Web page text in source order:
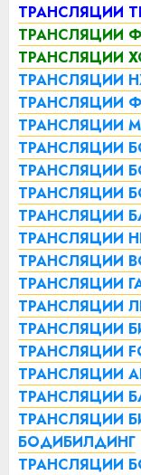
ТРАНСЛЯЦИИ
ТРАНСЛЯЦИИ
ТРАНСЛЯЦИИ
ТРАНСЛЯЦИИ
ТРАНСЛЯЦИИ
ТРАНСЛЯЦИИ
ТРАНСЛЯЦИИ
ТРАНСЛЯЦИИ
ТРАНСЛЯЦИИ
ТРАНСЛЯЦИИ
ТРАНСЛЯЦИИ
ТРАНСЛЯЦИИ
ТРАНСЛЯЦИИ
ТРАНСЛЯЦИИ
ТРАНСЛЯЦИИ
ТРАНСЛЯЦИИ
ТРАНСЛЯЦИИ
ТРАНСЛЯЦИИ
ТРАНСЛЯЦИИ
БОДИБИЛДИНГ
ТРАНСЛЯЦИИ